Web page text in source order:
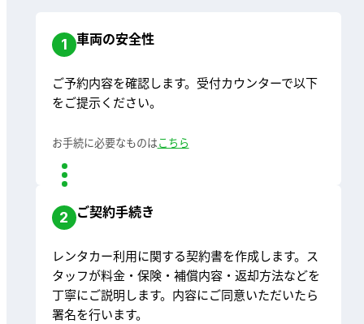
1 車両の安全性
ご予約内容を確認します。受付カウンターで以下
をご提示ください。
お手続に必要なものはこちら
2 ご契約手続き
レンタカー利用に関する契約書を作成します。ス
タッフが料金・保険・補償内容・返却方法などを
丁寧にご説明します。内容にご同意いただいたら
署名を行います。